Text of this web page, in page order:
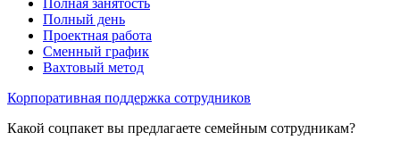
Полный день
Проектная работа
Сменный график
Вахтовый метод
Корпоративная поддержка сотрудников
Какой соцпакет вы предлагаете семейным сотрудникам?